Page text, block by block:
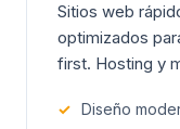
Sitios web
optimizados
first. Hosting y
✓ Diseño